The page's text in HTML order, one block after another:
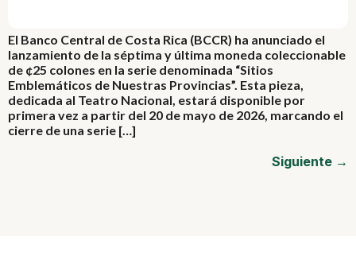
El Banco Central de Costa Rica (BCCR) ha anunciado el
lanzamiento de la séptima y última moneda coleccionable
de ¢25 colones en la serie denominada “Sitios
Emblemáticos de Nuestras Provincias”. Esta pieza,
dedicada al Teatro Nacional, estará disponible por
primera vez a partir del 20 de mayo de 2026, marcando el
cierre de una serie […]
Siguiente →